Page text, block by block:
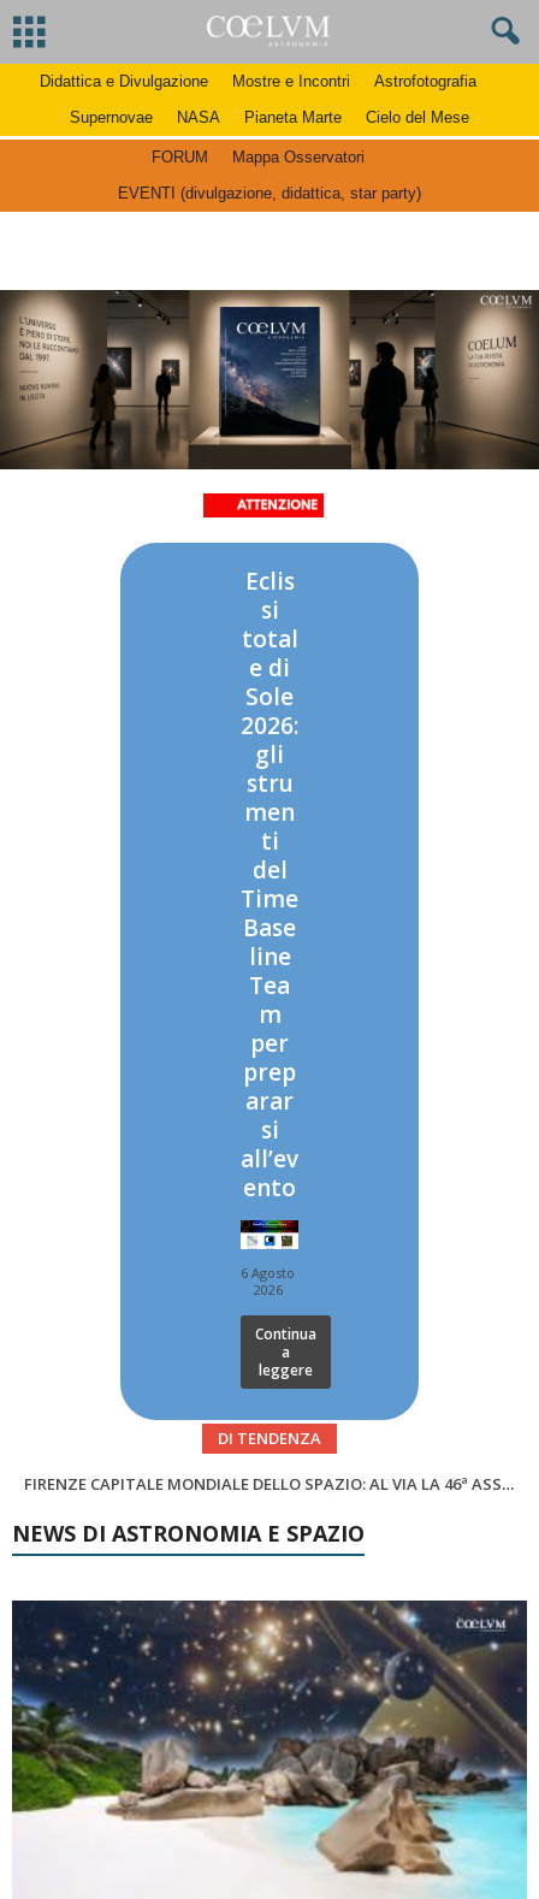
Didattica e Divulgazione Mostre e Incontri
Astrofotografia
Supernovae
NASA Pianeta Marte Cielo del Mese
FORUM
Mappa Osservatori
EVENTI (divulgazione, didattica, star party)
Eclis
si
total
e di
Sole
2026:
gli
stru
men
ti
del
Time
Base
line
Tea
m
per
prep
arar
si
all’ev
ento
6 Agosto
2026
Continua
a
leggere
DI TENDENZA
Cielo del Mese di Agosto 2026
SUPERNOVAE aggiornamenti del mese – Agosto 2026
NEWS DI ASTRONOMIA E SPAZIO